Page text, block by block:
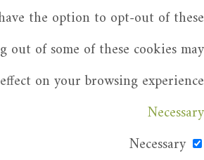
the option to opt-out of these
out of some of these cookies may
on your browsing experience.
Necessary
Necessary